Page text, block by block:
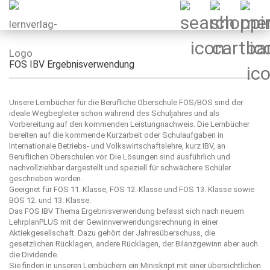
FOS IBV Ergebnisverwendung
Unsere Lernbücher für die Berufliche Oberschule FOS/BOS sind der
ideale Wegbegleiter schon während des Schuljahres und als
Vorbereitung auf den kommenden Leistungnachweis. Die Lernbücher
bereiten auf die kommende Kurzarbeit oder Schulaufgaben in
Internationale Betriebs- und Volkswirtschaftslehre, kurz IBV, an
Beruflichen Oberschulen vor. Die Lösungen sind ausführlich und
nachvollziehbar dargestellt und speziell für schwächere Schüler
geschrieben worden.
Geeignet für FOS 11. Klasse, FOS 12. Klasse und FOS 13. Klasse sowie
BOS 12. und 13. Klasse.
Das FOS IBV Thema Ergebnisverwendung befasst sich nach neuem
LehrplanPLUS mit der Gewinnverwendungsrechnung in einer
Aktiekgesellschaft. Dazu gehört der Jahresüberschuss, die
gesetzlichen Rücklagen, andere Rücklagen, der Bilanzgewinn aber auch
die Dividende.
Sie finden in unseren Lernbüchern ein Miniskript mit einer übersichtlichen